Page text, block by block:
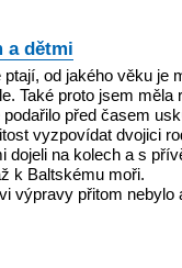
a dětmi
od jakého věku je
Také proto jsem měla
před časem
vyzpovídat dvojici
dojeli na kolech a s
k Baltskému moři.
výpravy přitom nebylo